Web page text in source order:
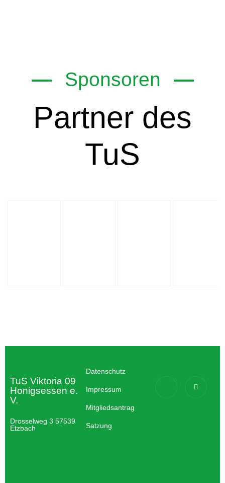
Sponsoren
Partner des
TuS
TuS Viktoria 09
Honigsessen e.
V.
Drosselweg 3 57539
Etzbach
Datenschutz
Impressum
Mitgliedsantrag
Satzung